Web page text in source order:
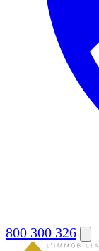
800 300 326